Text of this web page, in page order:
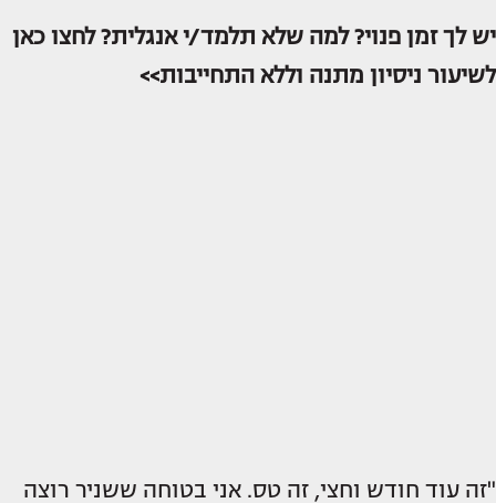
יש לך זמן פנוי? למה שלא תלמד/י אנגלית? לחצו כאן
לשיעור ניסיון מתנה וללא התחייבות>>
"זה עוד חודש וחצי, זה טס. אני בטוחה ששניר רוצה